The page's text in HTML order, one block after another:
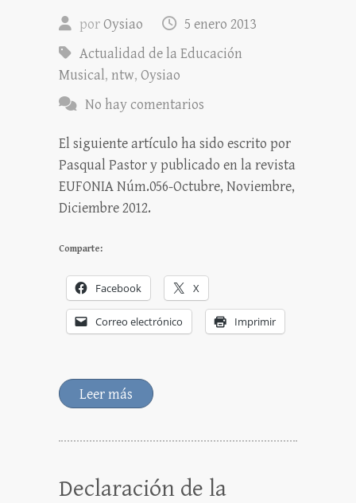
porOysiao
5 enero 2013
Actualidad de la Educación
Musical, ntw, Oysiao
No hay comentarios
El siguiente artículo ha sido escrito por
Pasqual Pastor y publicado en la revista
EUFONIA Núm.056-Octubre, Noviembre,
Diciembre 2012.
Comparte:
Facebook X
Correo electrónico Imprimir
Leer más
Declaración de la